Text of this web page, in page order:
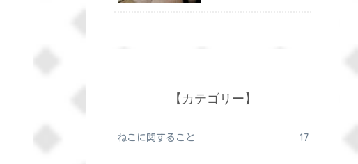
【カテゴリー】
ねこに関すること 17